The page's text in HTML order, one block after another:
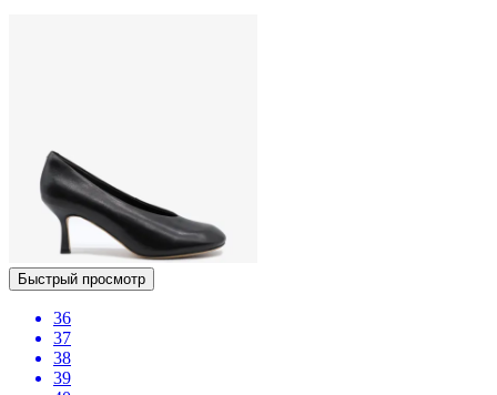
Быстрый просмотр
36
37
38
39